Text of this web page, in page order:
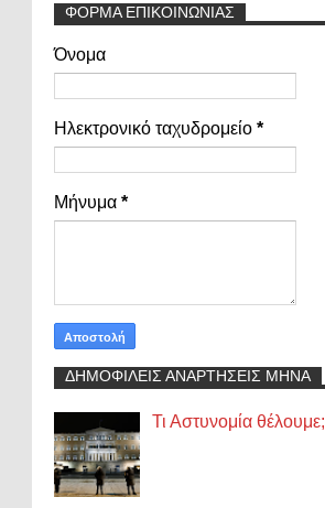
ΦΟΡΜΑ ΕΠΙΚΟΙΝΩΝΙΑΣ
Όνομα
Ηλεκτρονικό ταχυδρομείο *
Μήνυμα *
ΔΗΜΟΦΙΛΕΙΣ ΑΝΑΡΤΗΣΕΙΣ ΜΗΝΑ
Τι Αστυνομία θέλουμε;